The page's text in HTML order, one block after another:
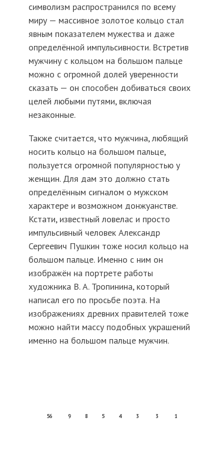
символизм распространился по всему
миру — массивное золотое кольцо стал
явным показателем мужества и даже
определённой импульсивности. Встретив
мужчину с кольцом на большом пальце
можно с огромной долей уверенности
сказать — он способен добиваться своих
целей любыми путями, включая
незаконные.
Также считается, что мужчина, любящий
носить кольцо на большом пальце,
пользуется огромной популярностью у
женщин. Для дам это должно стать
определённым сигналом о мужском
характере и возможном донжуанстве.
Кстати, известный ловелас и просто
импульсивный человек Александр
Сергеевич Пушкин тоже носил кольцо на
большом пальце. Именно с ним он
изображён на портрете работы
художника В. А. Тропинина, который
написал его по просьбе поэта. На
изображениях древних правителей тоже
можно найти массу подобных украшений
именно на большом пальце мужчин.
56 9 8 5 4 3 3 1